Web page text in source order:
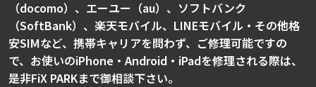
（docomo）、エーユー（au）、ソフトバンク
（SoftBank）、楽天モバイル、LINEモバイル・その他格
安SIMなど、携帯キャリアを問わず、ご修理可能ですの
で、お使いのiPhone・Android・iPadを修理される際は、
是非FiX PARKまで御相談下さい。